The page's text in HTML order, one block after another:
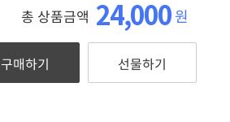
총 상품금액 24,000원
구매하기 선물하기